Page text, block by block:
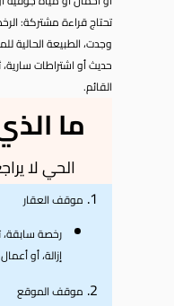
تحتاج قراءة مشتركة:
وجدت، الطبيعة الحالية
حديث أو اشتراطات
القائم.
ما
الحي لا
موقف العقار
رخصة سابقة،
إزالة، أو
موقف الموقع